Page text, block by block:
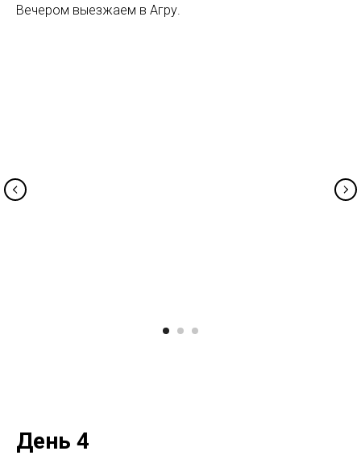
Вечером выезжаем в Агру.
День 4